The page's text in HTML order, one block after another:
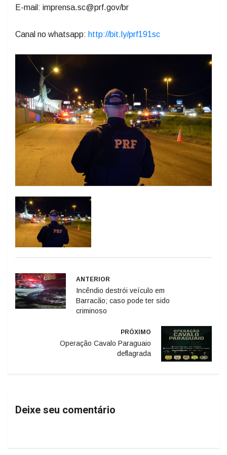
E-mail: imprensa.sc@prf.gov/br
Canal no whatsapp: http://bit.ly/prf191sc
ANTERIOR
Incêndio destrói veículo em
Barracão; caso pode ter sido
criminoso
PRÓXIMO
Operação Cavalo Paraguaio
deflagrada
Deixe seu comentário